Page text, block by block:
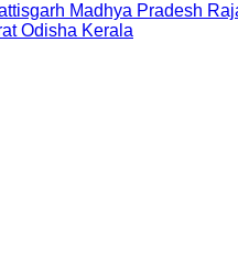
Madhya Pradesh
Odisha Kerala